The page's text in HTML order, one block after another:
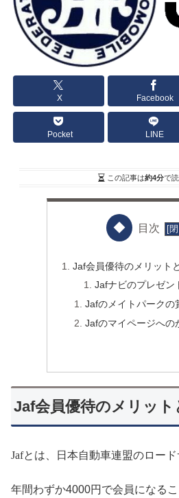
X Facebook
Pocket LINE
この記事は約4分で読
目次
Jaf会員優待のメリット
Jafナビのプレゼン
Jafのメイトパークの
Jafのマイページへの
Jaf会員優待のメリット
Jafとは、日本自動車連盟のロード
年間わずか4000円で会員になる